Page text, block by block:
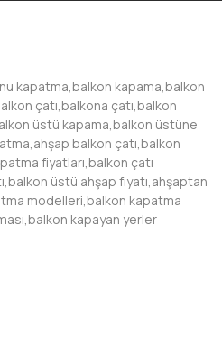
kapatma,balkon kapama,balkon
çatı,balkona çatı,balkon
üstü kapama,balkon üstüne
balkon çatı,balkon
fiyatları,balkon çatı
üstü ahşap fiyatı,ahşaptan
modelleri,balkon kapatma
kapayan yerler